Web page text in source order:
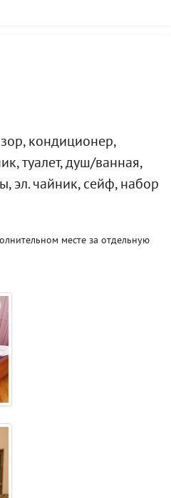
кондиционер,
туалет, душ/ванная,
эл. чайник, сейф, набор
месте за отдельную